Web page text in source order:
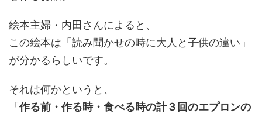
絵本主婦・内田さんによると、
この絵本は「読み聞かせの時に大人と子供の違い 」
が分かるらしいです。
それは何かというと、
「作る前・作る時・食べる時の計３回のエプロンの